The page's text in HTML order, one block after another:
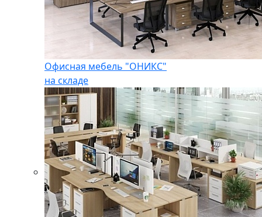
Офисная мебель "ОНИКС"
на складе